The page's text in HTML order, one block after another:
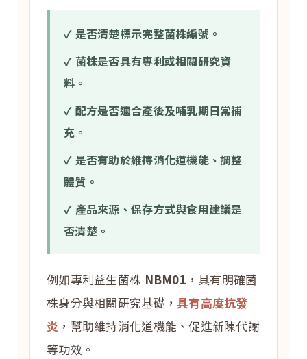
✓ 是否清楚標示完整菌株編號。
✓ 菌株是否具有專利或相關研究資
料。
✓ 配方是否適合產後及哺乳期日常補
充。
✓ 是否有助於維持消化道機能、調整
體質。
✓ 產品來源、保存方式與食用建議是
否清楚。
例如專利益生菌株 NBM01 ，具有明確菌
株身分與相關研究基礎，具有高度抗發
炎 ，幫助維持消化道機能、促進新陳代謝
等功效。